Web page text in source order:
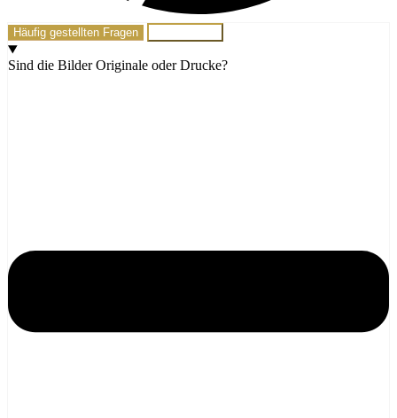
Häufig gestellten Fragen
Sind die Bilder Originale oder Drucke?